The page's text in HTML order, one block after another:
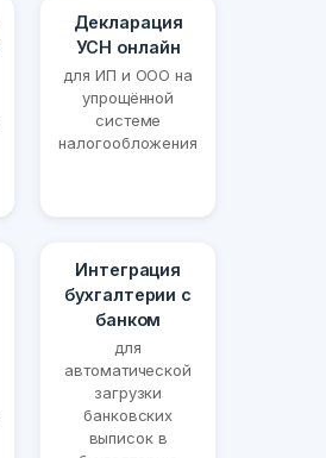
Декларация
УСН онлайн
для ИП и ООО на
упрощённой
системе
налогообложения
Интеграция
бухгалтерии с
банком
для
автоматической
загрузки
банковских
выписок в